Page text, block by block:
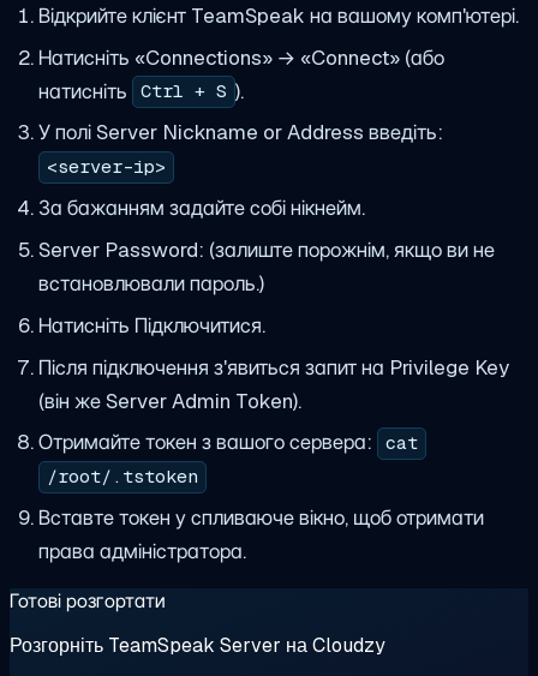
Відкрийте клієнт TeamSpeak на вашому комп'ютері.
Натисніть «Connections» → «Connect» (або
натисніть Ctrl + S ).
У полі Server Nickname or Address введіть:
<server-ip>
За бажанням задайте собі нікнейм.
Server Password: (залиште порожнім, якщо ви не
встановлювали пароль.)
Натисніть Підключитися.
Після підключення з'явиться запит на Privilege Key
(він же Server Admin Token).
Отримайте токен з вашого сервера: cat
/root/.tstoken
Вставте токен у спливаюче вікно, щоб отримати
права адміністратора.
Готові розгортати
Розгорніть TeamSpeak Server на Cloudzy